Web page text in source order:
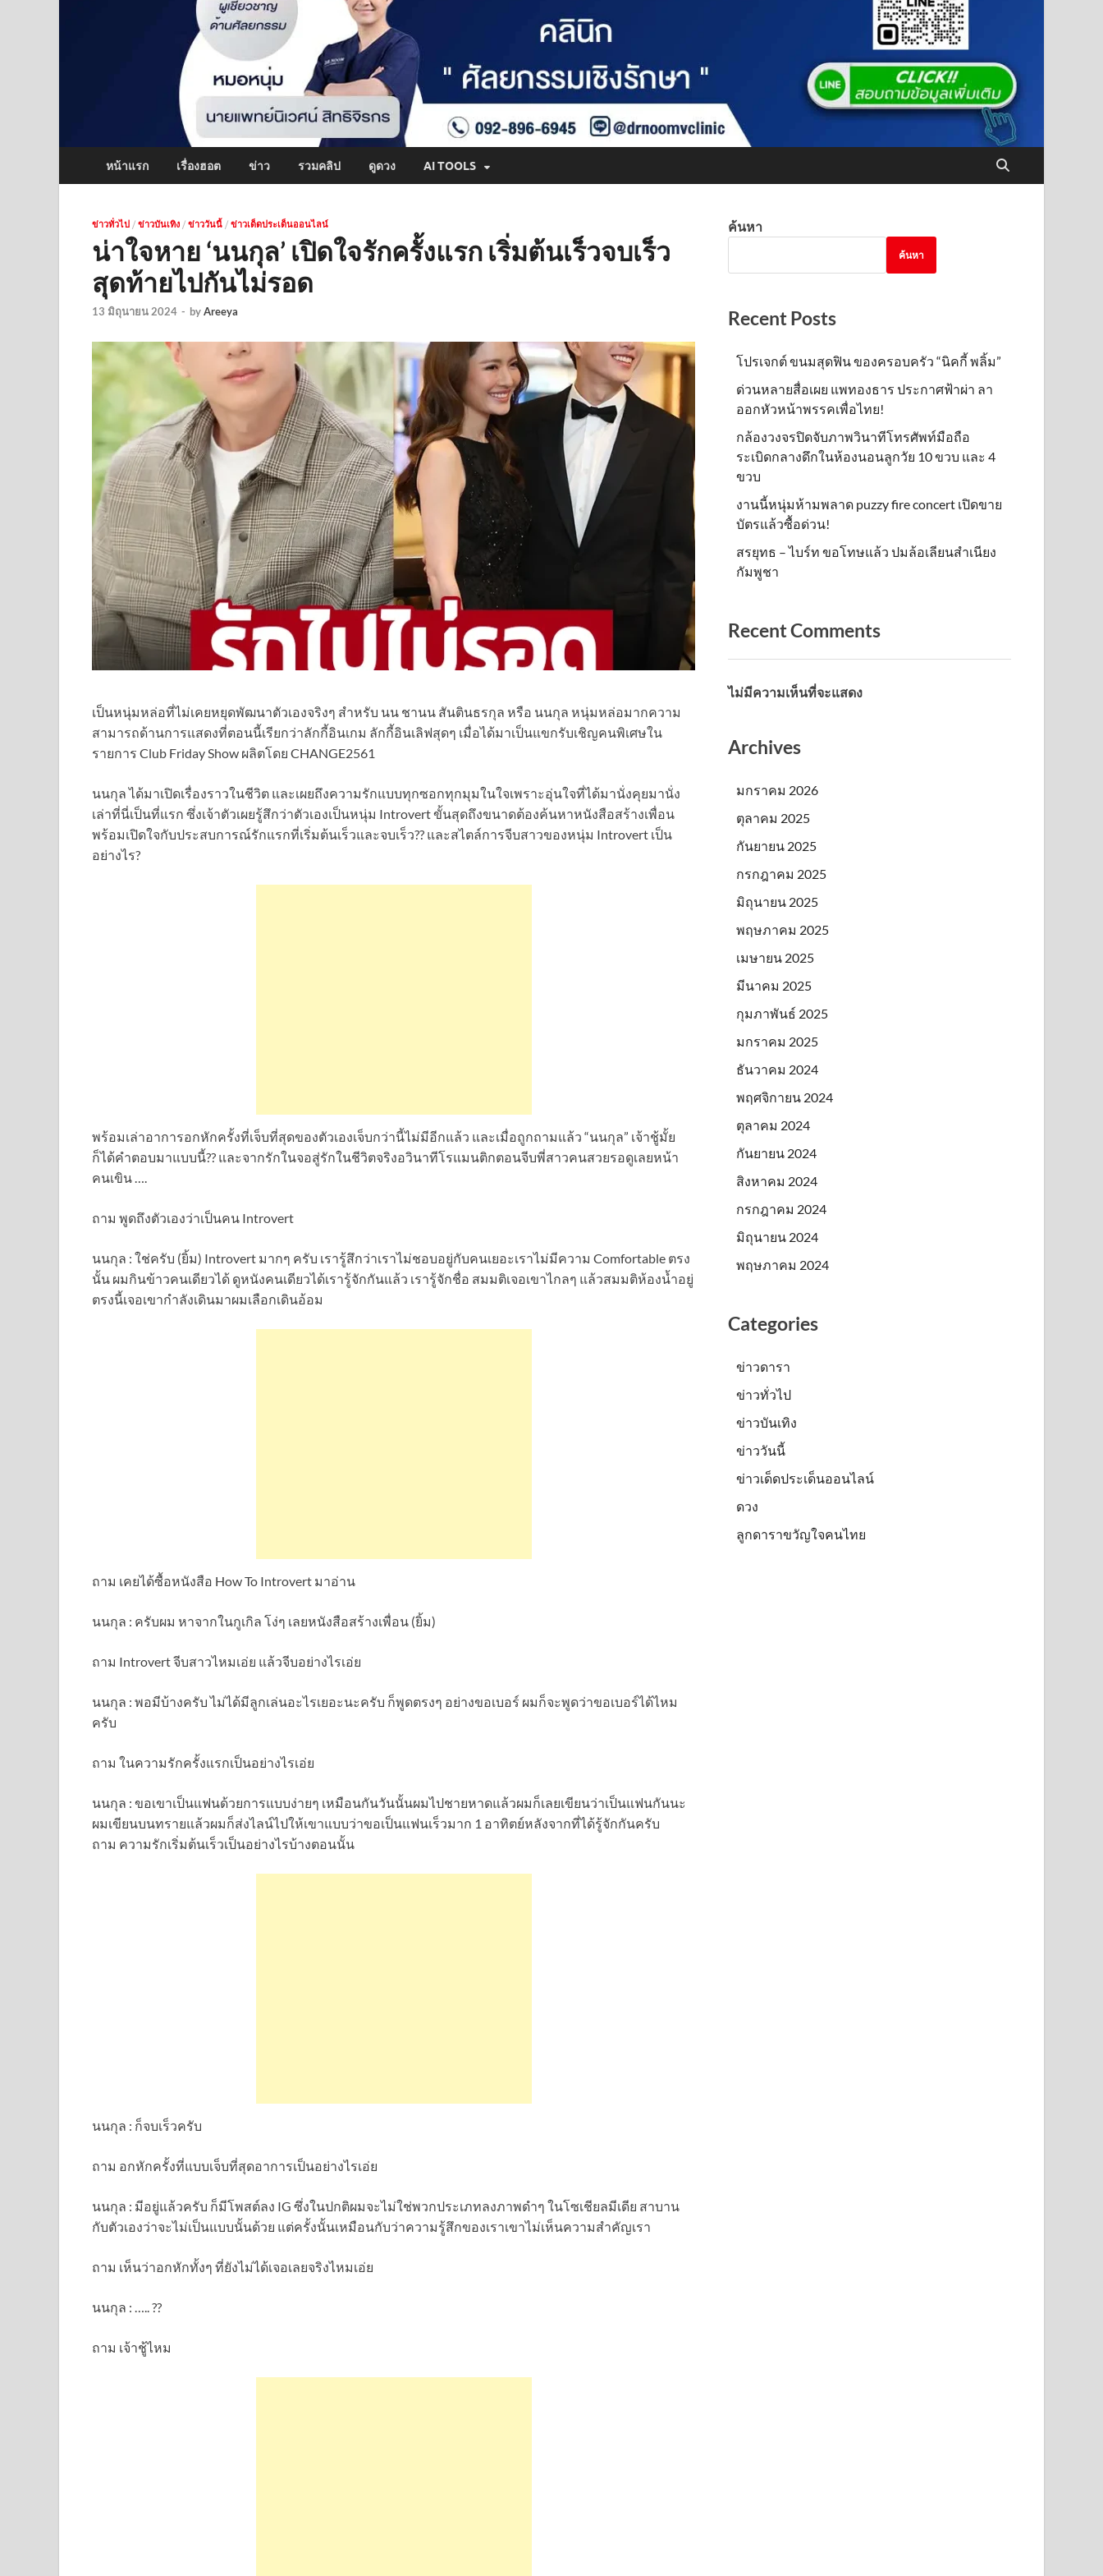
หน้าแรก เรื่องฮอต ข่าว รวมคลิป ดูดวง AI TOOLS
ข่าวทั่วไป / ข่าวบันเทิง / ข่าววันนี้ / ข่าวเด็ดประเด็นออนไลน์
น่าใจหาย ‘นนกุล’ เปิดใจรักครั้งแรก เริ่มต้นเร็วจบเร็ว
สุดท้ายไปกันไม่รอด
13 มิถุนายน 2024 - byAreeya
เป็นหนุ่มหล่อที่ไม่เคยหยุดพัฒนาตัวเองจริงๆ สำหรับ นน ชานน สันตินธรกุล หรือ นนกุล หนุ่มหล่อมากความ
สามารถด้านการแสดงที่ตอนนี้เรียกว่าลักกี้อินเกม ลักกี้อินเลิฟสุดๆ เมื่อได้มาเป็นแขกรับเชิญคนพิเศษใน
รายการ Club Friday Show ผลิตโดย CHANGE2561
นนกุล ได้มาเปิดเรื่องราวในชีวิต และเผยถึงความรักแบบทุกซอกทุกมุมในใจเพราะอุ่นใจที่ได้มานั่งคุยมานั่ง
เล่าที่นี่เป็นที่แรก ซึ่งเจ้าตัวเผยรู้สึกว่าตัวเองเป็นหนุ่ม Introvert ขั้นสุดถึงขนาดต้องค้นหาหนังสือสร้างเพื่อน
พร้อมเปิดใจกับประสบการณ์รักแรกที่เริ่มต้นเร็วและจบเร็ว?? และสไตล์การจีบสาวของหนุ่ม Introvert เป็น
อย่างไร?
พร้อมเล่าอาการอกหักครั้งที่เจ็บที่สุดของตัวเองเจ็บกว่านี้ไม่มีอีกแล้ว และเมื่อถูกถามแล้ว “นนกุล” เจ้าชู้มั้ย
ก็ได้คำตอบมาแบบนี้?? และจากรักในจอสู่รักในชีวิตจริงอวินาทีโรแมนติกตอนจีบพี่สาวคนสวยรอดูเลยหน้า
คนเขิน ….
ถาม พูดถึงตัวเองว่าเป็นคน Introvert
นนกุล : ใช่ครับ (ยิ้ม) Introvert มากๆ ครับ เรารู้สึกว่าเราไม่ชอบอยู่กับคนเยอะเราไม่มีความ Comfortable ตรง
นั้น ผมกินข้าวคนเดียวได้ ดูหนังคนเดียวได้เรารู้จักกันแล้ว เรารู้จักชื่อ สมมติเจอเขาไกลๆ แล้วสมมติห้องน้ำอยู่
ตรงนี้เจอเขากำลังเดินมาผมเลือกเดินอ้อม
ถาม เคยได้ซื้อหนังสือ How To Introvert มาอ่าน
นนกุล : ครับผม หาจากในกูเกิล โง่ๆ เลยหนังสือสร้างเพื่อน (ยิ้ม)
ถาม Introvert จีบสาวไหมเอ่ย แล้วจีบอย่างไรเอ่ย
นนกุล : พอมีบ้างครับ ไม่ได้มีลูกเล่นอะไรเยอะนะครับ ก็พูดตรงๆ อย่างขอเบอร์ ผมก็จะพูดว่าขอเบอร์ได้ไหม
ครับ
ถาม ในความรักครั้งแรกเป็นอย่างไรเอ่ย
นนกุล : ขอเขาเป็นแฟนด้วยการแบบง่ายๆ เหมือนกันวันนั้นผมไปชายหาดแล้วผมก็เลยเขียนว่าเป็นแฟนกันนะ
ผมเขียนบนทรายแล้วผมก็ส่งไลน์ไปให้เขาแบบว่าขอเป็นแฟนเร็วมาก 1 อาทิตย์หลังจากที่ได้รู้จักกันครับ
ถาม ความรักเริ่มต้นเร็วเป็นอย่างไรบ้างตอนนั้น
นนกุล : ก็จบเร็วครับ
ถาม อกหักครั้งที่แบบเจ็บที่สุดอาการเป็นอย่างไรเอ่ย
นนกุล : มีอยู่แล้วครับ ก็มีโพสต์ลง IG ซึ่งในปกติผมจะไม่ใช่พวกประเภทลงภาพดำๆ ในโซเชียลมีเดีย สาบาน
กับตัวเองว่าจะไม่เป็นแบบนั้นด้วย แต่ครั้งนั้นเหมือนกับว่าความรู้สึกของเราเขาไม่เห็นความสำคัญเรา
ถาม เห็นว่าอกหักทั้งๆ ที่ยังไม่ได้เจอเลยจริงไหมเอ่ย
นนกุล : ….. ??
ถาม เจ้าชู้ไหม
ค้นหา
ค้นหา
Recent Posts
โปรเจกต์ ขนมสุดฟิน ของครอบครัว “นิคกี้ พลิ้ม”
ด่วนหลายสื่อเผย แพทองธาร ประกาศฟ้าผ่า ลา
ออกหัวหน้าพรรคเพื่อไทย!
กล้องวงจรปิดจับภาพวินาทีโทรศัพท์มือถือ
ระเบิดกลางดึกในห้องนอนลูกวัย 10 ขวบ และ 4
ขวบ
งานนี้หนุ่มห้ามพลาด puzzy fire concert เปิดขาย
บัตรแล้วซื้อด่วน!
สรยุทธ – ไบร์ท ขอโทษแล้ว ปมล้อเลียนสำเนียง
กัมพูชา
Recent Comments
ไม่มีความเห็นที่จะแสดง
Archives
มกราคม 2026
ตุลาคม 2025
กันยายน 2025
กรกฎาคม 2025
มิถุนายน 2025
พฤษภาคม 2025
เมษายน 2025
มีนาคม 2025
กุมภาพันธ์ 2025
มกราคม 2025
ธันวาคม 2024
พฤศจิกายน 2024
ตุลาคม 2024
กันยายน 2024
สิงหาคม 2024
กรกฎาคม 2024
มิถุนายน 2024
พฤษภาคม 2024
Categories
ข่าวดารา
ข่าวทั่วไป
ข่าวบันเทิง
ข่าววันนี้
ข่าวเด็ดประเด็นออนไลน์
ดวง
ลูกดาราขวัญใจคนไทย